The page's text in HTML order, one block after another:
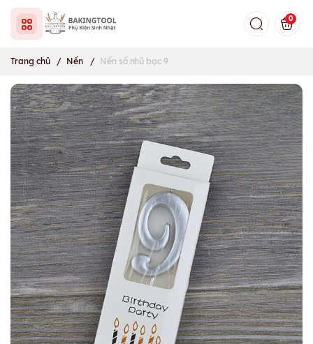
0
Trang chủ / Nến / Nến số nhũ bạc 9